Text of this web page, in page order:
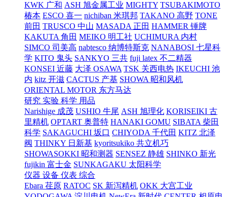
KWK 广和 ASH 旭金属工业 MIGHTY TSUBAKIMOTO
椿本 ESCO 喜一 nichiban 米琪邦 TAKANO 高野 TONE
前田 TRUSCO 中山 MASADA 正田 HAMMER 锤牌
KAKUTA 角田 MEIKO 明工社 UCHIMURA 内村
SIMCO 司美高 nabtesco 纳博特斯克 NANABOSI 七星科
学 KITO 鬼头 SANKYO 三共 fuji latex 不二精器
KONSEI 近藤 大泽 OSAWA TSK 关西电热 IKEUCHI 池
内 kitz 开滋 CACTUS 产基 SHOWA 昭和风机
ORIENTAL MOTOR 东方马达
研究 实验 科学 用品
Narishige 成茂 USHIO 牛尾 ASH 旭理化 KORISEIKI 古
里精机 OPTART 奥普特 HANAKI GOMU SIBATA 柴田
科学 SAKAGUCHI 坂口 CHIYODA 千代田 KITZ 北泽
阀 THINKY 日新基 kyoritsukiko 共立机巧
SHOWASOKKI 昭和测器 SENSEZ 静雄 SHINKO 新光
fujikin 富士金 SUNKAGAKU 太阳科学
仪器 设备 仪表 综合
Ebara 荏原 RATOC SK 新泻精机 OKK 大宫工业